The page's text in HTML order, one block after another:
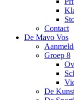
Contact
De Mavo Vos
Groep 8
De